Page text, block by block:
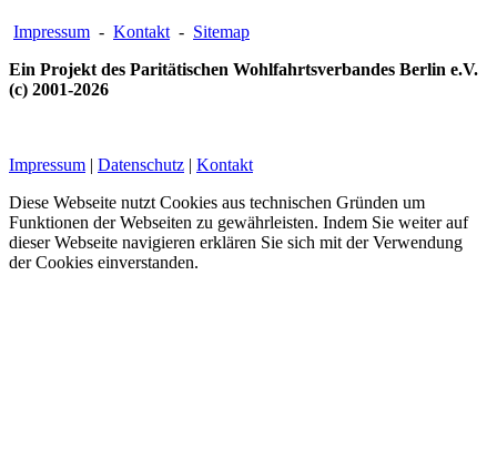
Impressum - Kontakt - Sitemap
Ein Projekt des Paritätischen Wohlfahrtsverbandes Berlin e.V.
(c) 2001-2026
Impressum | Datenschutz | Kontakt
Diese Webseite nutzt Cookies aus technischen Gründen um
Funktionen der Webseiten zu gewährleisten. Indem Sie weiter auf
dieser Webseite navigieren erklären Sie sich mit der Verwendung
der Cookies einverstanden.